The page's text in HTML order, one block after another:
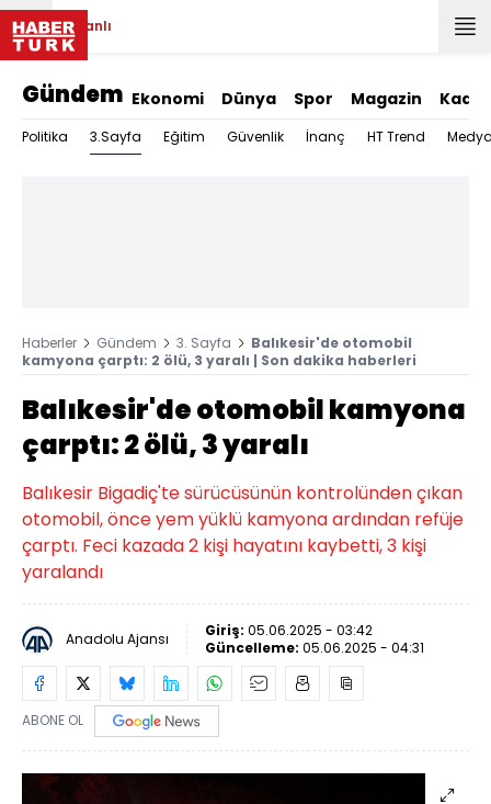
Canlı
Gündem Ekonomi Dünya Spor Magazin Kadın
Politika 3.Sayfa Eğitim Güvenlik İnanç HT Trend
Haberler Gündem 3. Sayfa
Balıkesir'de otomobil
kamyona çarptı: 2 ölü, 3 yaralı | Son dakika haberleri
Balıkesir'de otomobil kamyona
çarptı: 2 ölü, 3 yaralı
Balıkesir Bigadiç'te sürücüsünün kontrolünden çıkan
otomobil, önce yem yüklü kamyona ardından refüje
çarptı. Feci kazada 2 kişi hayatını kaybetti, 3 kişi
yaralandı
Anadolu Ajansı Giriş: 05.06.2025 - 03:42
Güncelleme: 05.06.2025 - 04:31
ABONE OL